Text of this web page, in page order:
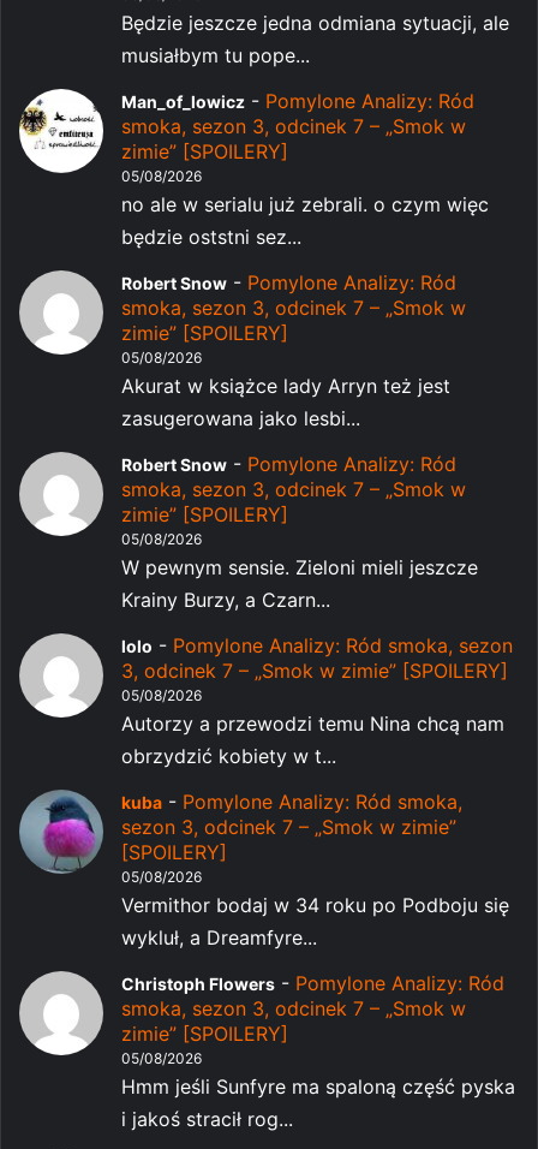
Będzie jeszcze jedna odmiana sytuacji, ale
musiałbym tu pope...
Man_of_lowicz - Pomylone Analizy: Ród
smoka, sezon 3, odcinek 7 – „Smok w
zimie” [SPOILERY]
05/08/2026
no ale w serialu już zebrali. o czym więc
będzie oststni sez...
Robert Snow - Pomylone Analizy: Ród
smoka, sezon 3, odcinek 7 – „Smok w
zimie” [SPOILERY]
05/08/2026
Akurat w książce lady Arryn też jest
zasugerowana jako lesbi...
Robert Snow - Pomylone Analizy: Ród
smoka, sezon 3, odcinek 7 – „Smok w
zimie” [SPOILERY]
05/08/2026
W pewnym sensie. Zieloni mieli jeszcze
Krainy Burzy, a Czarn...
lolo - Pomylone Analizy: Ród smoka, sezon
3, odcinek 7 – „Smok w zimie” [SPOILERY]
05/08/2026
Autorzy a przewodzi temu Nina chcą nam
obrzydzić kobiety w t...
kuba - Pomylone Analizy: Ród smoka,
sezon 3, odcinek 7 – „Smok w zimie”
[SPOILERY]
05/08/2026
Vermithor bodaj w 34 roku po Podboju się
wykluł, a Dreamfyre...
Christoph Flowers - Pomylone Analizy: Ród
smoka, sezon 3, odcinek 7 – „Smok w
zimie” [SPOILERY]
05/08/2026
Hmm jeśli Sunfyre ma spaloną część pyska
i jakoś stracił rog...